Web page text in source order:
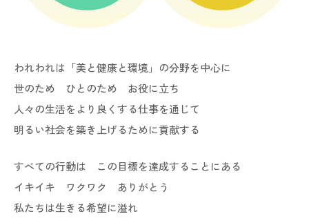
われわれは「美と健康と環境」の分野を中心に
世のため ひとのため お役に立ち
人々の生活をより良くする仕事を通じて
明るい社会を築き上げるために貢献する
すべての行動は この目標を達成することにある
イキイキ ワクワク ありがとう
私たちは生きる希望に溢れ